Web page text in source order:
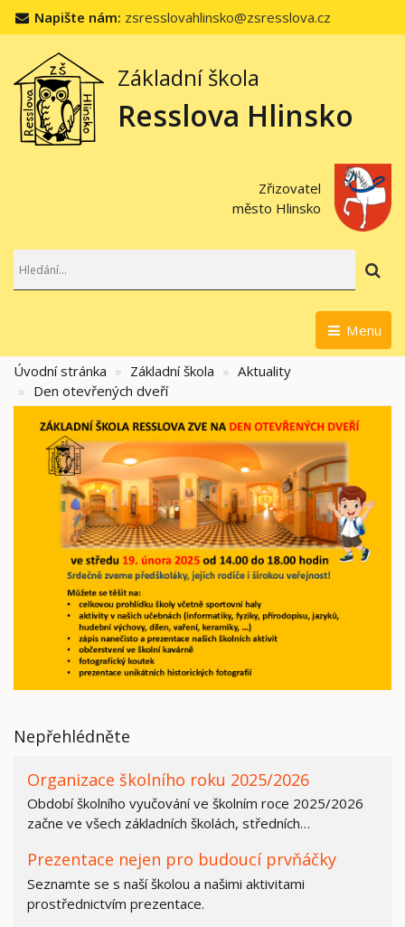
Napište nám: zsresslovahlinsko@zsresslova.cz
Základní škola
Resslova Hlinsko
Zřizovatel
město Hlinsko
Menu
Úvodní stránka Základní škola
Aktuality
Den otevřených dveří
Nepřehlédněte
Organizace školního roku 2025/2026
Období školního vyučování ve školním roce 2025/2026
začne ve všech základních školách, středních…
Prezentace nejen pro budoucí prvňáčky
Seznamte se s naší školou a našimi aktivitami
prostřednictvím prezentace.